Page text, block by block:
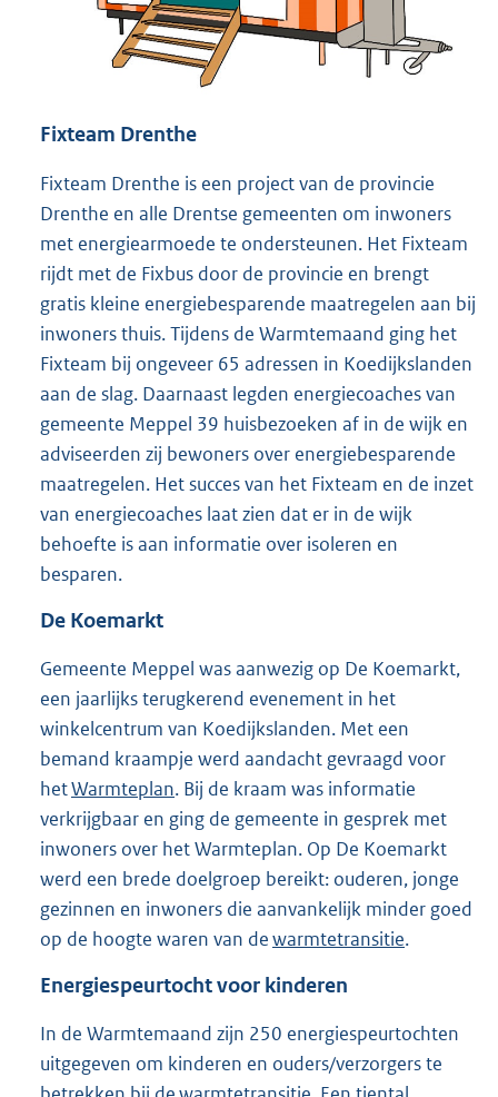
Fixteam Drenthe
Fixteam Drenthe is een project van de provincie
Drenthe en alle Drentse gemeenten om inwoners
met energiearmoede te ondersteunen. Het Fixteam
rijdt met de Fixbus door de provincie en brengt
gratis kleine energiebesparende maatregelen aan bij
inwoners thuis. Tijdens de Warmtemaand ging het
Fixteam bij ongeveer 65 adressen in Koedijkslanden
aan de slag. Daarnaast legden energiecoaches van
gemeente Meppel 39 huisbezoeken af in de wijk en
adviseerden zij bewoners over energiebesparende
maatregelen. Het succes van het Fixteam en de inzet
van energiecoaches laat zien dat er in de wijk
behoefte is aan informatie over isoleren en
besparen.
De Koemarkt
Gemeente Meppel was aanwezig op De Koemarkt,
een jaarlijks terugkerend evenement in het
winkelcentrum van Koedijkslanden. Met een
bemand kraampje werd aandacht gevraagd voor
hetWarmteplan. Bij de kraam was informatie
verkrijgbaar en ging de gemeente in gesprek met
inwoners over het Warmteplan. Op De Koemarkt
werd een brede doelgroep bereikt: ouderen, jonge
gezinnen en inwoners die aanvankelijk minder goed
op de hoogte waren van dewarmtetransitie.
Energiespeurtocht voor kinderen
In de Warmtemaand zijn 250 energiespeurtochten
uitgegeven om kinderen en ouders/verzorgers te